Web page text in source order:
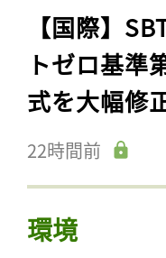
【国際】
トゼロ基準
式を大幅修
22時間前
環境